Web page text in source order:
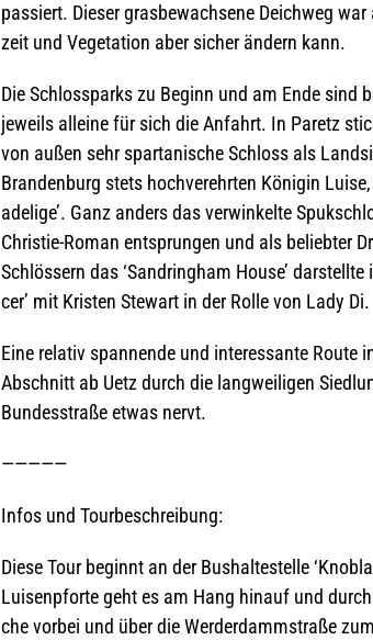
pas­siert. Die­ser grasbe­wach­sene Deich­weg
zeit und Vege­ta­tion aber sicher ändern kann.
Die Schloss­parks zu Beginn und am Ende sind
jeweils alleine für sich die Anfahrt. In Paretz
von außen sehr spar­ta­ni­sche Schloss als
Bran­den­burg stets hoch­ver­ehr­ten Köni­gin
ade­lige’. Ganz anders das ver­win­kelte
Chris­tie-Roman ent­sprun­gen und als belieb­ter
Schlös­sern das ‘Sand­ring­ham House’
cer’ mit Kris­ten Ste­wart in der Rolle von Lady Di.
Eine rela­tiv span­nende und inter­es­sante
Abschnitt ab Uetz durch die lang­wei­li­gen
Bun­des­straße etwas nervt.
—————
Infos und Tourbeschreibung:
Diese Tour beginnt an der Bus­hal­te­stelle
Lui­sen­pforte geht es am Hang hin­auf und
che vor­bei und über die Wer­der­damm­straße